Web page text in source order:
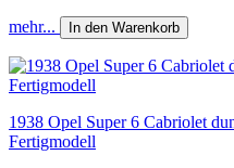
mehr... In den Warenkorb
1938 Opel Super 6 Cabriolet
Fertigmodell